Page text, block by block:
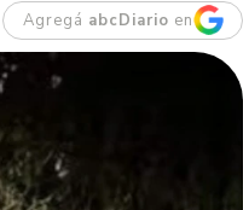
Agregá abcDiario en